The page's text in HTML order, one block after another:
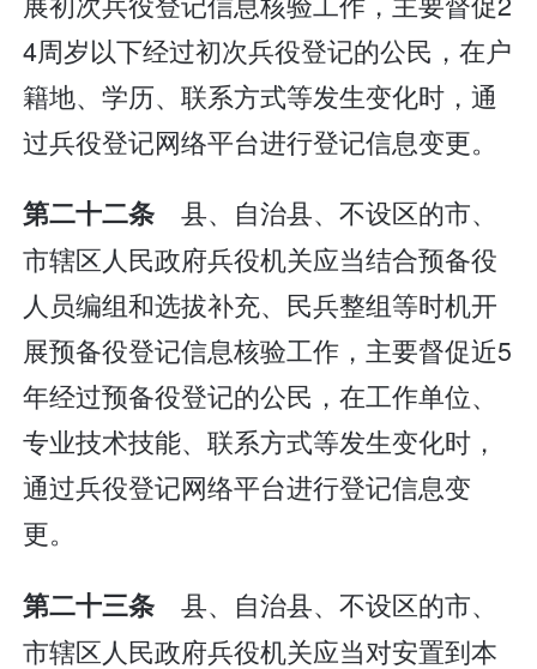
4周岁以下经过初次兵役登记的公民，在户
籍地、学历、联系方式等发生变化时，通
过兵役登记网络平台进行登记信息变更。
第二十二条 县、自治县、不设区的市、
市辖区人民政府兵役机关应当结合预备役
人员编组和选拔补充、民兵整组等时机开
展预备役登记信息核验工作，主要督促近5
年经过预备役登记的公民，在工作单位、
专业技术技能、联系方式等发生变化时，
通过兵役登记网络平台进行登记信息变
更。
第二十三条 县、自治县、不设区的市、
市辖区人民政府兵役机关应当对安置到本